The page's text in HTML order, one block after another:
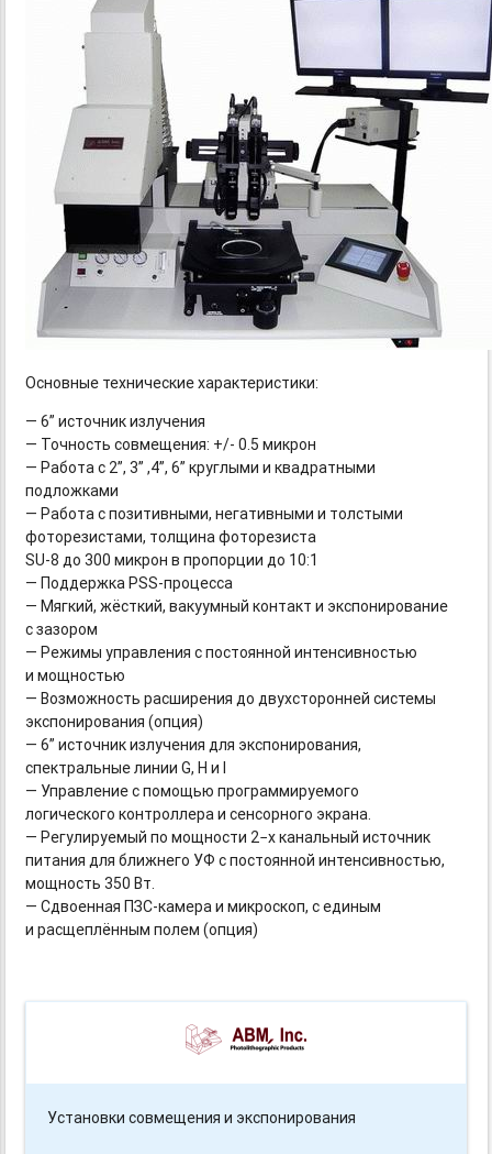
Основные технические характеристики:
— 6” источник излучения
— Точность совмещения: +/- 0.5 микрон
— Работа с 2”, 3” ,4”, 6” круглыми и квадратными
подложками
— Работа с позитивными, негативными и толстыми
фоторезистами, толщина фоторезиста
SU-8 до 300 микрон в пропорции до 10:1
— ПоддержкаPSS-процесса
— Мягкий, жёсткий, вакуумный контакт и экспонирование
с зазором
— Режимы управления с постоянной интенсивностью
и мощностью
— Возможность расширения до двухсторонней системы
экспонирования (опция)
— 6” источник излучения для экспонирования,
спектральные линии G, H и I
— Управление с помощью программируемого
логического контроллера и сенсорного экрана.
— Регулируемый по мощности 2−х канальный источник
питания для ближнего УФ с постоянной интенсивностью,
мощность 350 Вт.
— СдвоеннаяПЗС-камераи микроскоп, с единым
и расщеплённым полем (опция)
Установки совмещения и экспонирования